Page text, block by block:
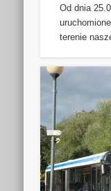
Od dnia
terenie